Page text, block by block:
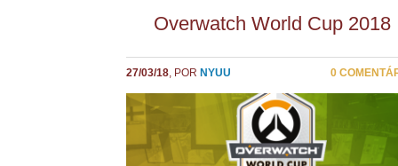
Passe de Acesso Total concede acesso ao
extra com ângulos de câmera alternativos,
passe também fornece acesso a VODs
uma série semanal chamada Behind the
análise de um jogo recente. Sabemos que os
Overwatch World Cup 2018
27/03/18, POR NYUU 0